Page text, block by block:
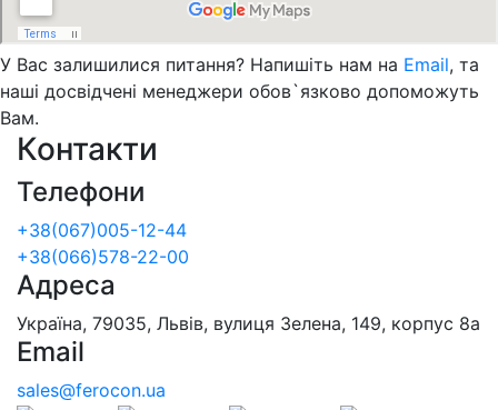
У Вас залишилися питання? Напишіть нам на Email, та
наші досвідчені менеджери обов`язково допоможуть
Вам.
Контакти
Телефони
+38(067)005-12-44
+38(066)578-22-00
Адреса
Україна, 79035, Львів, вулиця Зелена, 149, корпус 8а
Email
sales@ferocon.ua